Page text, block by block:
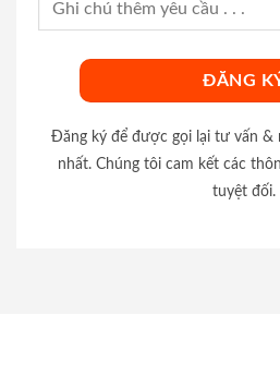
Đăng ký để được gọi lại tư vấn &
nhất. Chúng tôi cam kết các
tuyệt đối.